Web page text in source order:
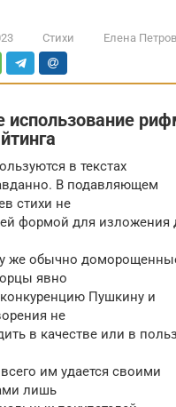
Стихи Елена
использование
в текстах
В подавляющем
стихи не
формой для изложения
же обычно
явно
конкуренцию Пушкину и
не
в качестве или в
им удается своими
лишь